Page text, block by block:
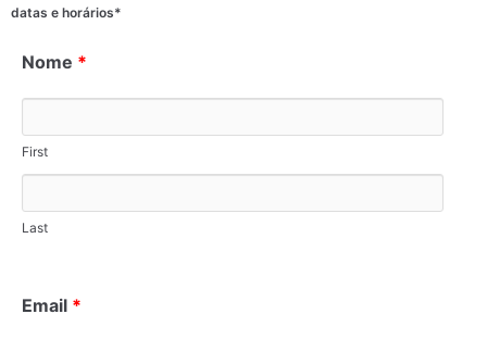
datas e horários*
Nome *
First
Last
Email *